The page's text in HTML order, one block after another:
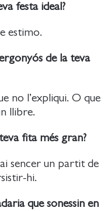
festa ideal?
estimo.
de la teva
no l’expliqui. O que
llibre.
fita més gran?
sencer un partit de
hi.
que sonessin en